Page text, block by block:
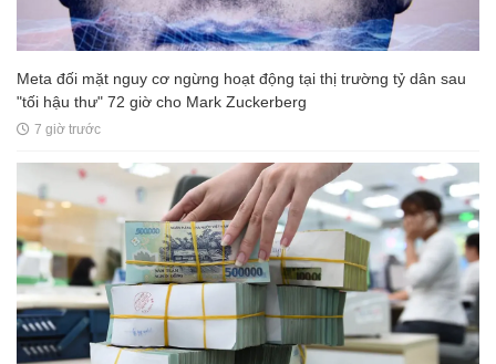
Meta đối mặt nguy cơ ngừng hoạt động tại thị trường tỷ dân sau
"tối hậu thư" 72 giờ cho Mark Zuckerberg
7 giờ trước